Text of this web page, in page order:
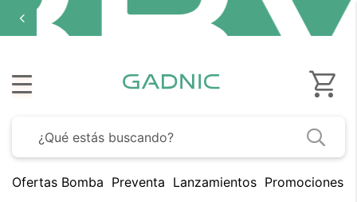
Ofertas Bomba Preventa Lanzamientos Promociones